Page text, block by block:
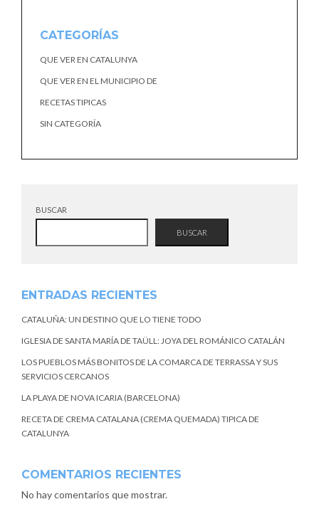
CATEGORÍAS
QUE VER EN CATALUNYA
QUE VER EN EL MUNICIPIO DE
RECETAS TIPICAS
SIN CATEGORÍA
BUSCAR
BUSCAR
ENTRADAS RECIENTES
CATALUÑA: UN DESTINO QUE LO TIENE TODO
IGLESIA DE SANTA MARÍA DE TAÜLL: JOYA DEL ROMÁNICO CATALÁN
LOS PUEBLOS MÁS BONITOS DE LA COMARCA DE TERRASSA Y SUS
SERVICIOS CERCANOS
LA PLAYA DE NOVA ICARIA (BARCELONA)
RECETA DE CREMA CATALANA (CREMA QUEMADA) TIPICA DE
CATALUNYA
COMENTARIOS RECIENTES
No hay comentarios que mostrar.